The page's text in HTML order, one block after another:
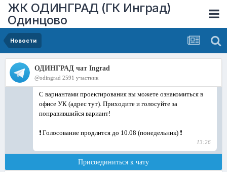
ЖК ОДИНГРАД (ГК Инград)
Одинцово
Новости